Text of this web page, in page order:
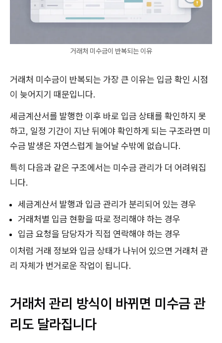
거래처 미수금이 반복되는 이유
거래처 미수금이 반복되는 가장 큰 이유는 입금 확인 시점
이 늦어지기 때문입니다.
세금계산서를 발행한 이후 바로 입금 상태를 확인하지 못
하고, 일정 기간이 지난 뒤에야 확인하게 되는 구조라면 미
수금 발생은 자연스럽게 늘어날 수밖에 없습니다.
특히 다음과 같은 구조에서는 미수금 관리가 더 어려워집
니다.
세금계산서 발행과 입금 관리가 분리되어 있는 경우
거래처별 입금 현황을 따로 정리해야 하는 경우
입금 요청을 담당자가 직접 연락해야 하는 경우
이처럼 거래 정보와 입금 상태가 나뉘어 있으면 거래처 관
리 자체가 번거로운 작업이 됩니다.
거래처 관리 방식이 바뀌면 미수금 관
리도 달라집니다